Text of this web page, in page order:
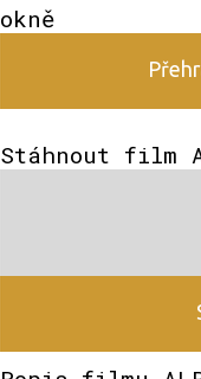
okně
Stáhnout film